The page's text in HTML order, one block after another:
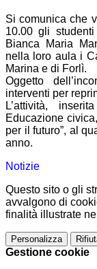
Si comunica che
10.00 gli
Bianca Maria
nella loro aula i
Marina e di Forlì.
Oggetto
interventi per
L’attività,
Educazione
per il futuro”, al
anno.
Notizie
Questo sito o gli
avvalgono di
finalità illustrate
Personalizza
Gestione cookie